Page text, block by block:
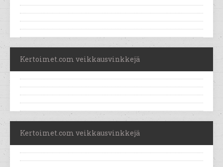
Kertoimet.com veikkausvinkkejä
Kertoimet.com veikkausvinkkejä